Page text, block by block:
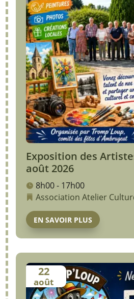
Exposition des
août 2026
8h00 - 17h00
Association Atelier
EN SAVOIR PLUS
22
août